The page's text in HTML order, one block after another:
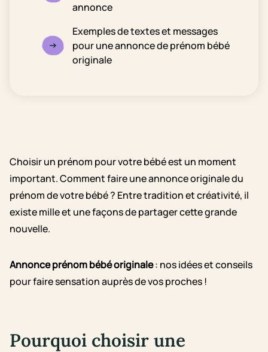
annonce
Exemples de textes et messages
pour une annonce de prénom bébé
originale
Choisir un prénom pour votre bébé est un moment
important. Comment faire une annonce originale du
prénom de votre bébé ? Entre tradition et créativité, il
existe mille et une façons de partager cette grande
nouvelle.
Annonce prénom bébé originale: nos idées et conseils
pour faire sensation auprès de vos proches !
Pourquoi choisir une